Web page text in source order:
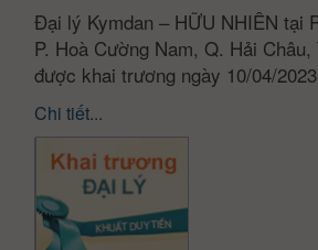
Đại lý Kymdan – HỮU NHIÊN tại
P. Hoà Cường Nam, Q. Hải
được khai trương ngày 10/04/
Chi tiết...